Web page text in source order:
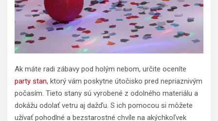
Ak máte radi zábavy pod holým nebom, určite oceníte
party stan, ktorý vám poskytne útočisko pred nepriaznivým
počasím. Tieto stany sú vyrobené z odolného materiálu a
dokážu odolať vetru aj dažďu. S ich pomocou si môžete
užívať pohodlné a bezstarostné chvíle na akýchkoľvek